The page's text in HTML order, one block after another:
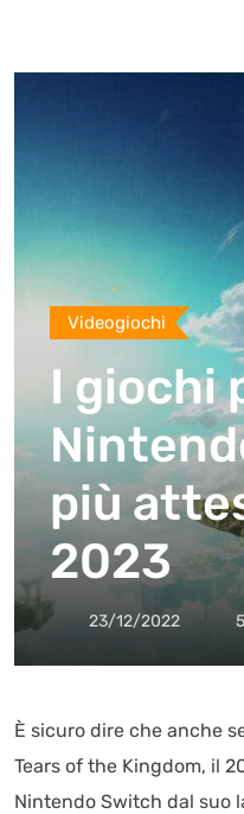
Videogiochi
I giochi
più
2023
23/12/2022
È sicuro dire che anche
Tears of the Kingdom, il
Nintendo Switch dal suo